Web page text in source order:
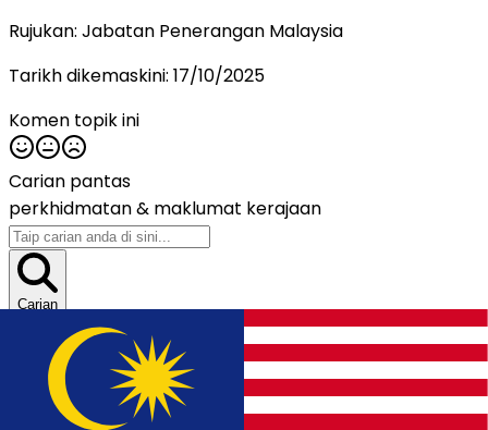
Rujukan: Jabatan Penerangan Malaysia
Tarikh dikemaskini: 17/10/2025
Komen topik ini
Carian pantas
perkhidmatan & maklumat kerajaan
Carian